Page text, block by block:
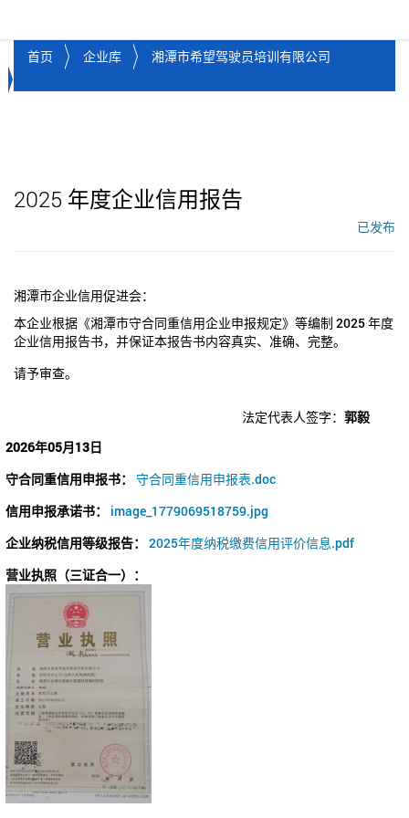
首页 企业库 湘潭市希望驾驶员培训有限公司
2025 年度企业信用报告
已发布
湘潭市企业信用促进会：
本企业根据《湘潭市守合同重信用企业申报规定》等编制 2025年度
企业信用报告书，并保证本报告书内容真实、准确、完整。
请予审查。
法定代表人签字： 郭毅
2026年05月13日
守合同重信用申报书：
守合同重信用申报表.doc
信用申报承诺书：
image_1779069518759.jpg
企业纳税信用等级报告：
2025年度纳税缴费信用评价信息.pdf
营业执照（三证合一）：